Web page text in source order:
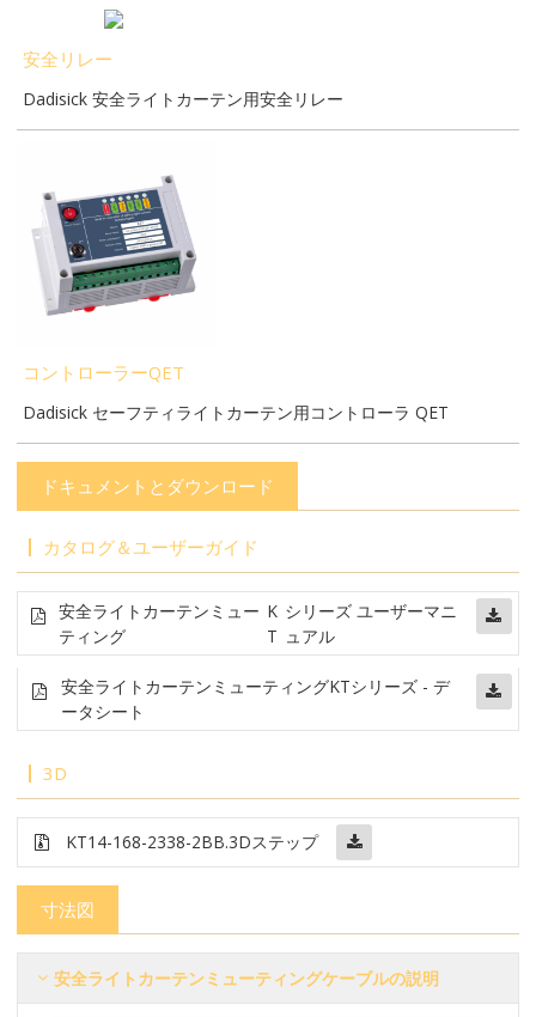
安全リレー
Dadisick 安全ライトカーテン用安全リレー
コントローラーQET
Dadisick セーフティライトカーテン用コントローラ QET
ドキュメントとダウンロード
カタログ＆ユーザーガイド
安全ライトカーテンミュー
ティング
K
T
シリーズ ユーザーマニ
ュアル
安全ライトカーテンミューティングKTシリーズ - デ
ータシート
3D
KT14-168-2338-2BB.3Dステップ
寸法図
安全ライトカーテンミューティングケーブルの説明